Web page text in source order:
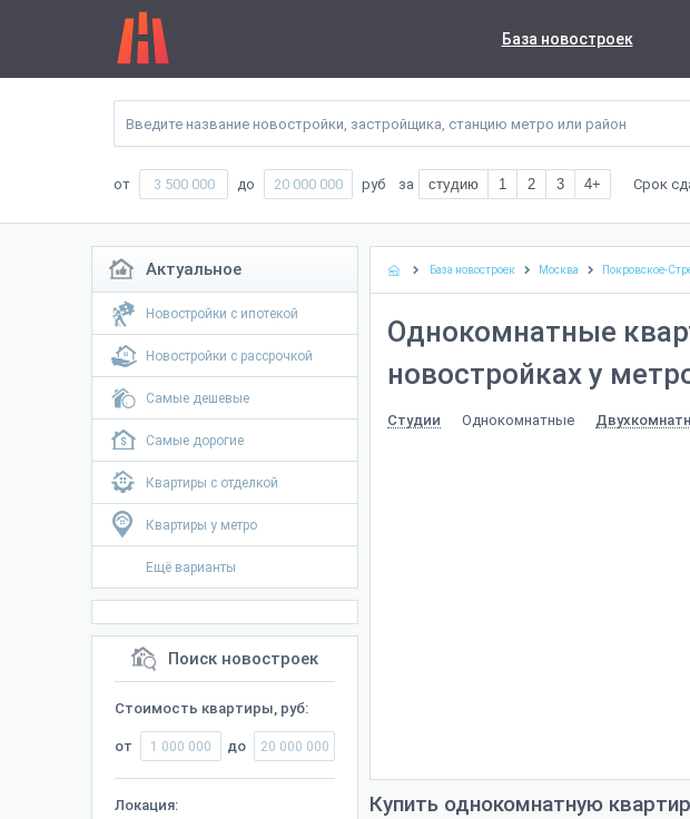
База новостроек
от до руб за студию 1 2 3 4+ Срок
Актуальное
Новостройки с ипотекой
Новостройки с рассрочкой
Самые дешевые
Самые дорогие
Квартиры с отделкой
Квартиры у метро
Ещё варианты
Поиск новостроек
Стоимость квартиры, руб:
от до
Локация:
База новостроек Москва Покровское-
Однокомнатные
новостройках у
Студии Однокомнатные
Купить однокомнатную